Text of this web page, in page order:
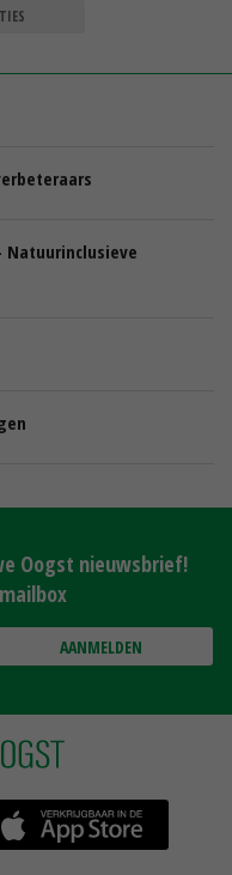
Natuurinclusieve
Oogst nieuwsbrief!
AANMELDEN